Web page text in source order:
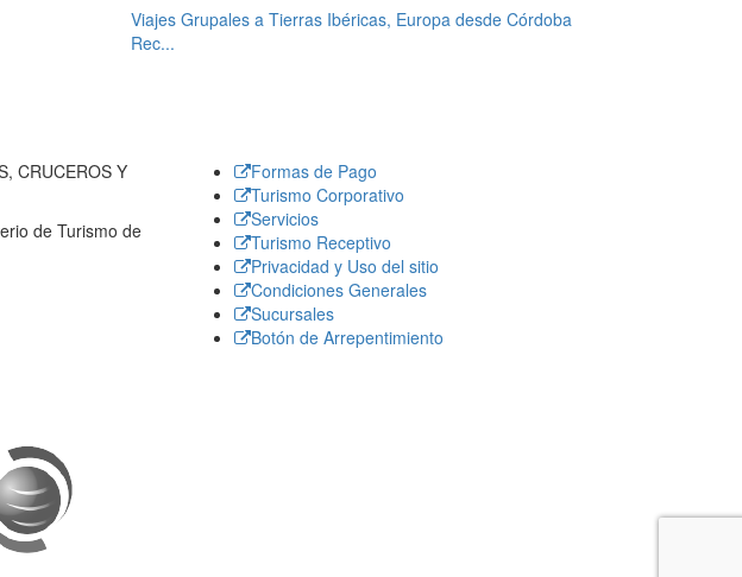
Viajes Grupales a Tierras Ibéricas, Europa desde Córdoba
Rec...
CRUCEROS Y
de Turismo de
Formas de Pago
Turismo Corporativo
Servicios
Turismo Receptivo
Privacidad y Uso del sitio
Condiciones Generales
Sucursales
Botón de Arrepentimiento